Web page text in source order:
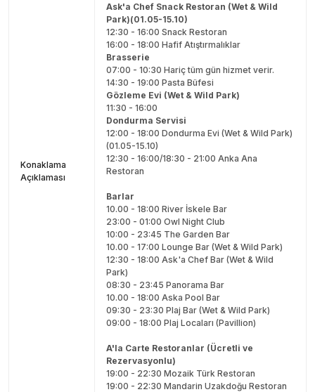
Konaklama
Açıklaması
Ask'a Chef Snack Restoran (Wet & Wild
Park)(01.05-15.10)
12:30 - 16:00 Snack Restoran
16:00 - 18:00 Hafif Atıştırmalıklar
Brasserie
07:00 - 10:30 Hariç tüm gün hizmet verir.
14:30 - 19:00 Pasta Büfesi
Gözleme Evi (Wet & Wild Park)
11:30 - 16:00
Dondurma Servisi
12:00 - 18:00 Dondurma Evi (Wet & Wild Park)
(01.05-15.10)
12:30 - 16:00/18:30 - 21:00 Anka Ana
Restoran
Barlar
10.00 - 18:00 River İskele Bar
23:00 - 01:00 Owl Night Club
10:00 - 23:45 The Garden Bar
10.00 - 17:00 Lounge Bar (Wet & Wild Park)
12:30 - 18:00 Ask'a Chef Bar (Wet & Wild
Park)
08:30 - 23:45 Panorama Bar
10.00 - 18:00 Aska Pool Bar
09:30 - 23:30 Plaj Bar (Wet & Wild Park)
09:00 - 18:00 Plaj Locaları (Pavillion)
A'la Carte Restoranlar (Ücretli ve
Rezervasyonlu)
19:00 - 22:30 Mozaik Türk Restoran
19:00 - 22:30 Mandarin Uzakdoğu Restoran